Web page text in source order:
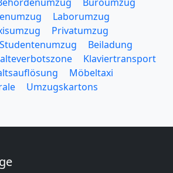
Laborumzug
Privatumzug
Studentenumzug
Beiladung
Klaviertransport
Möbeltaxi
Umzugskartons